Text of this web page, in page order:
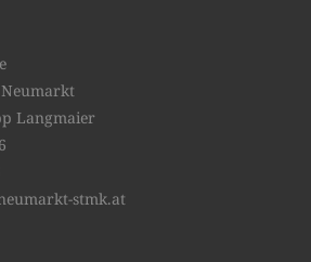
Langmaier
stmk.at